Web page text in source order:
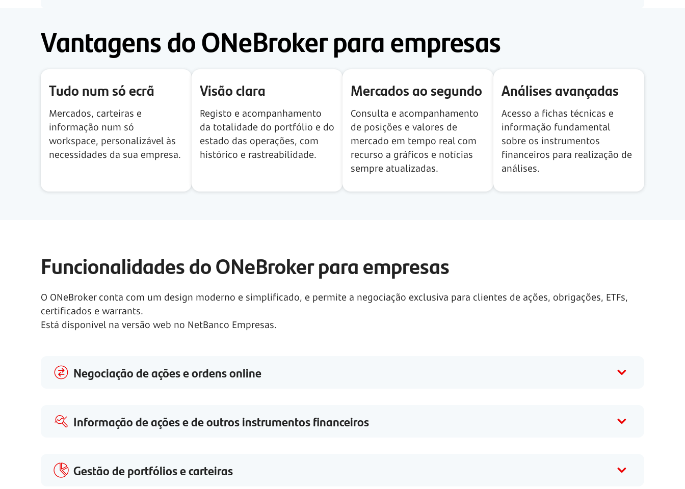
Vantagens do ONeBroker para empresas
Tudo num só ecrã
Mercados, carteiras e
informação num só
workspace, personalizável às
necessidades da sua empresa.
Visão clara
Registo e acompanhamento
da totalidade do portfólio e do
estado das operações, com
histórico e rastreabilidade.
Mercados ao segundo
Consulta e acompanhamento
de posições e valores de
mercado em tempo real com
recurso a gráficos e notícias
sempre atualizadas.
Análises avançadas
Acesso a fichas técnicas e
informação fundamental
sobre os instrumentos
financeiros para realização de
análises.
Funcionalidades do ONeBroker para empresas
O ONeBroker conta com um design moderno e simplificado, e permite a negociação exclusiva para clientes de ações, obrigações, ETFs,
certificados e warrants.
Está disponível na versão web no NetBanco Empresas.
Negociação de ações e ordens online
Informação de ações e de outros instrumentos financeiros
Gestão de portfólios e carteiras